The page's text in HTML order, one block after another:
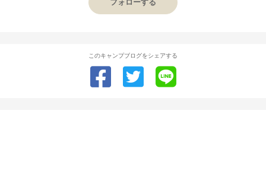
フォローする
このキャンプブログをシェアする